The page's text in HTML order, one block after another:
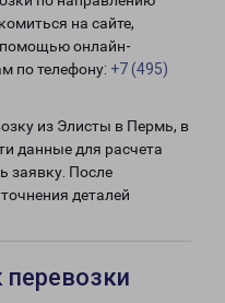
на сайте,
помощью онлайн-
по телефону: +7 (495)
из Элисты в Пермь, в
данные для расчета
заявку. После
деталей
перевозки